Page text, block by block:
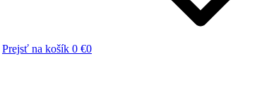
Prejsť na košík 0 €0